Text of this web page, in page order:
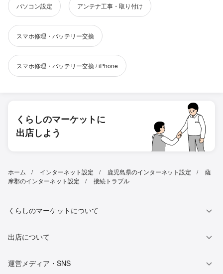
パソコン設定 アンテナ工事・取り付け
スマホ修理・バッテリー交換
スマホ修理・バッテリー交換 / iPhone
くらしのマーケットに
出店しよう
ホーム インターネット設定 鹿児島県のインターネット設定
薩
摩郡のインターネット設定
接続トラブル
くらしのマーケットについて
出店について
運営メディア・SNS